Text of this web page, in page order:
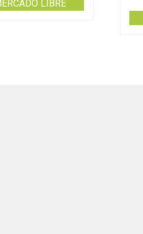
LIBRE